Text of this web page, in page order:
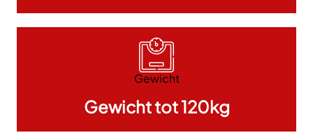
Gewicht
Gewicht tot 120kg